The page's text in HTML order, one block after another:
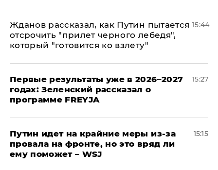
Жданов рассказал, как Путин пытается
отсрочить "прилет черного лебедя",
который "готовится ко взлету"
15:44
Первые результаты уже в 2026–2027
годах: Зеленский рассказал о
программе FREYJA
15:27
Путин идет на крайние меры из-за
провала на фронте, но это вряд ли
ему поможет – WSJ
15:15